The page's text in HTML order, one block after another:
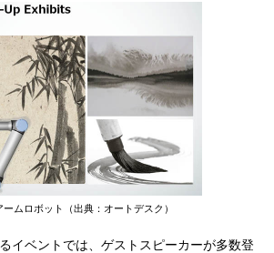
ムロボット（出典：オートデスク）
イベントでは、ゲストスピーカーが多数登